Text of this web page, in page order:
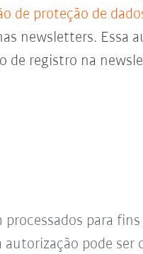
de proteção de
newsletters. Essa
de registro na
para
autorização pode